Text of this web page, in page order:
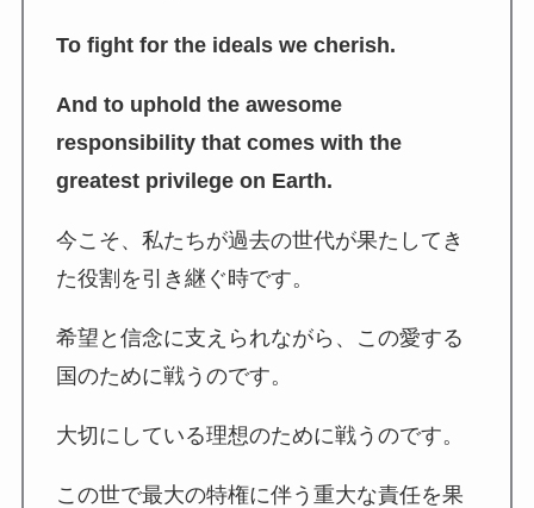
To fight for the ideals we cherish.
And to uphold the awesome
responsibility that comes with the
greatest privilege on Earth.
今こそ、私たちが過去の世代が果たしてき
た役割を引き継ぐ時です。
希望と信念に支えられながら、この愛する
国のために戦うのです。
大切にしている理想のために戦うのです。
この世で最大の特権に伴う重大な責任を果